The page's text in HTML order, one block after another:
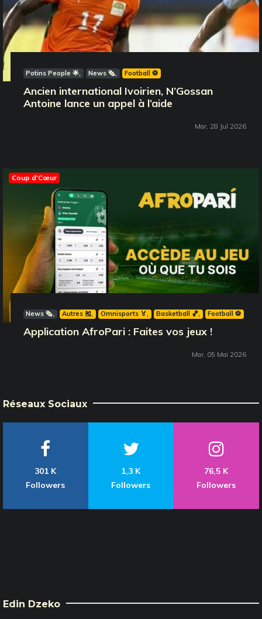
Potins People 🌟 News 🗞️ Football ⚽️
Ancien international Ivoirien, N’Gossan
Antoine lance un appel à l’aide
Mar, 28 Jul 2026
Coup d'Cœur
News 🗞️ Autres 🎽 Omnisports 🏅 Basketball 🏀 Football ⚽️
Application AfroPari : Faites vos jeux !
Mar, 05 Mai 2026
Réseaux Sociaux
301 K
Followers
1,3 K
Followers
76,5 K
Followers
Edin Dzeko